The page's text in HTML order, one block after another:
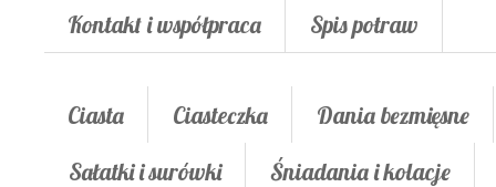
Kontakt i współpraca Spis potraw
Ciasta Ciasteczka
Dania bezmięsne
Sałatki i surówki
Śniadania i kolacje